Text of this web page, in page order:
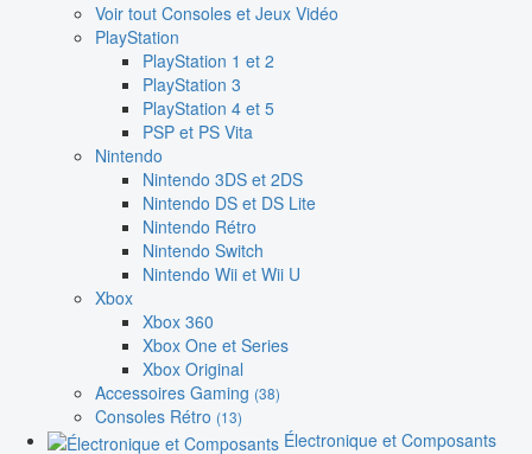
Voir tout Consoles et Jeux Vidéo
PlayStation
PlayStation 1 et 2
PlayStation 3
PlayStation 4 et 5
PSP et PS Vita
Nintendo
Nintendo 3DS et 2DS
Nintendo DS et DS Lite
Nintendo Rétro
Nintendo Switch
Nintendo Wii et Wii U
Xbox
Xbox 360
Xbox One et Series
Xbox Original
Accessoires Gaming (38)
Consoles Rétro (13)
Électronique et Composants